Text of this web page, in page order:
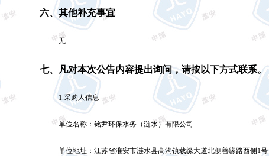
六、其他补充事宜
无
七、凡对本次公告内容提出询问，请按以下方式联系。
1.采购人信息
单位名称： 铭尹环保水务（涟水）有限公司
单位地址： 江苏省淮安市涟水县高沟镇载缘大道北侧善缘路西侧 1号